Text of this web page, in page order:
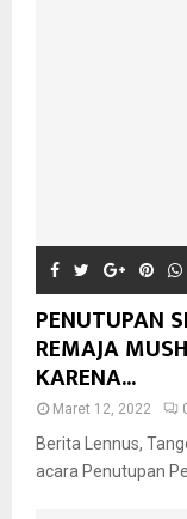
PENUTUPAN
REMAJA
KARENA...
Maret 12, 2022
Berita Lennus,
acara Penutupan